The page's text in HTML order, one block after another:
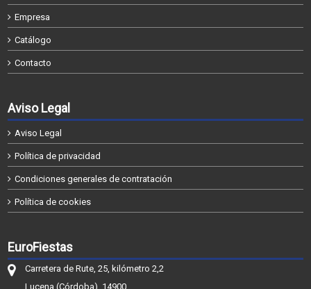
Empresa
Catálogo
Contacto
Aviso Legal
Aviso Legal
Política de privacidad
Condiciones generales de contratación
Política de cookies
EuroFiestas
Carretera de Rute, 25, kilómetro 2,2
Lucena (Córdoba), 14900